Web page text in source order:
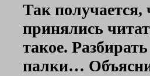
Так получается,
принялись
такое.
палки…